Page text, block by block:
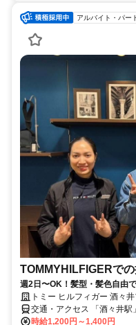
アルバイト・パー
TOMMYHILFIGERで
週2日〜OK！髪型・髪色自由
トミー ヒルフィガー 酒々
交通・アクセス 「酒々井駅
業員駐車場あり）
時給1,200円～1,400円